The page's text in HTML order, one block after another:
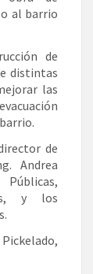
al barrio
de
distintas
las
de
Andrea
y los